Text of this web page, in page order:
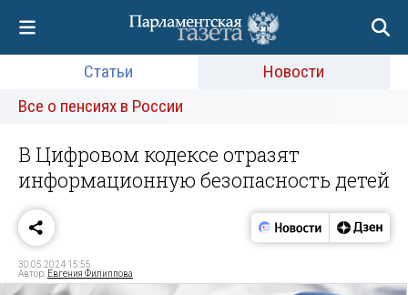
Статьи
Новости
Все о пенсиях в России
В Цифровом кодексе отразят
информационную безопасность детей
30.05.2024 15:55
Автор: Евгения Филиппова